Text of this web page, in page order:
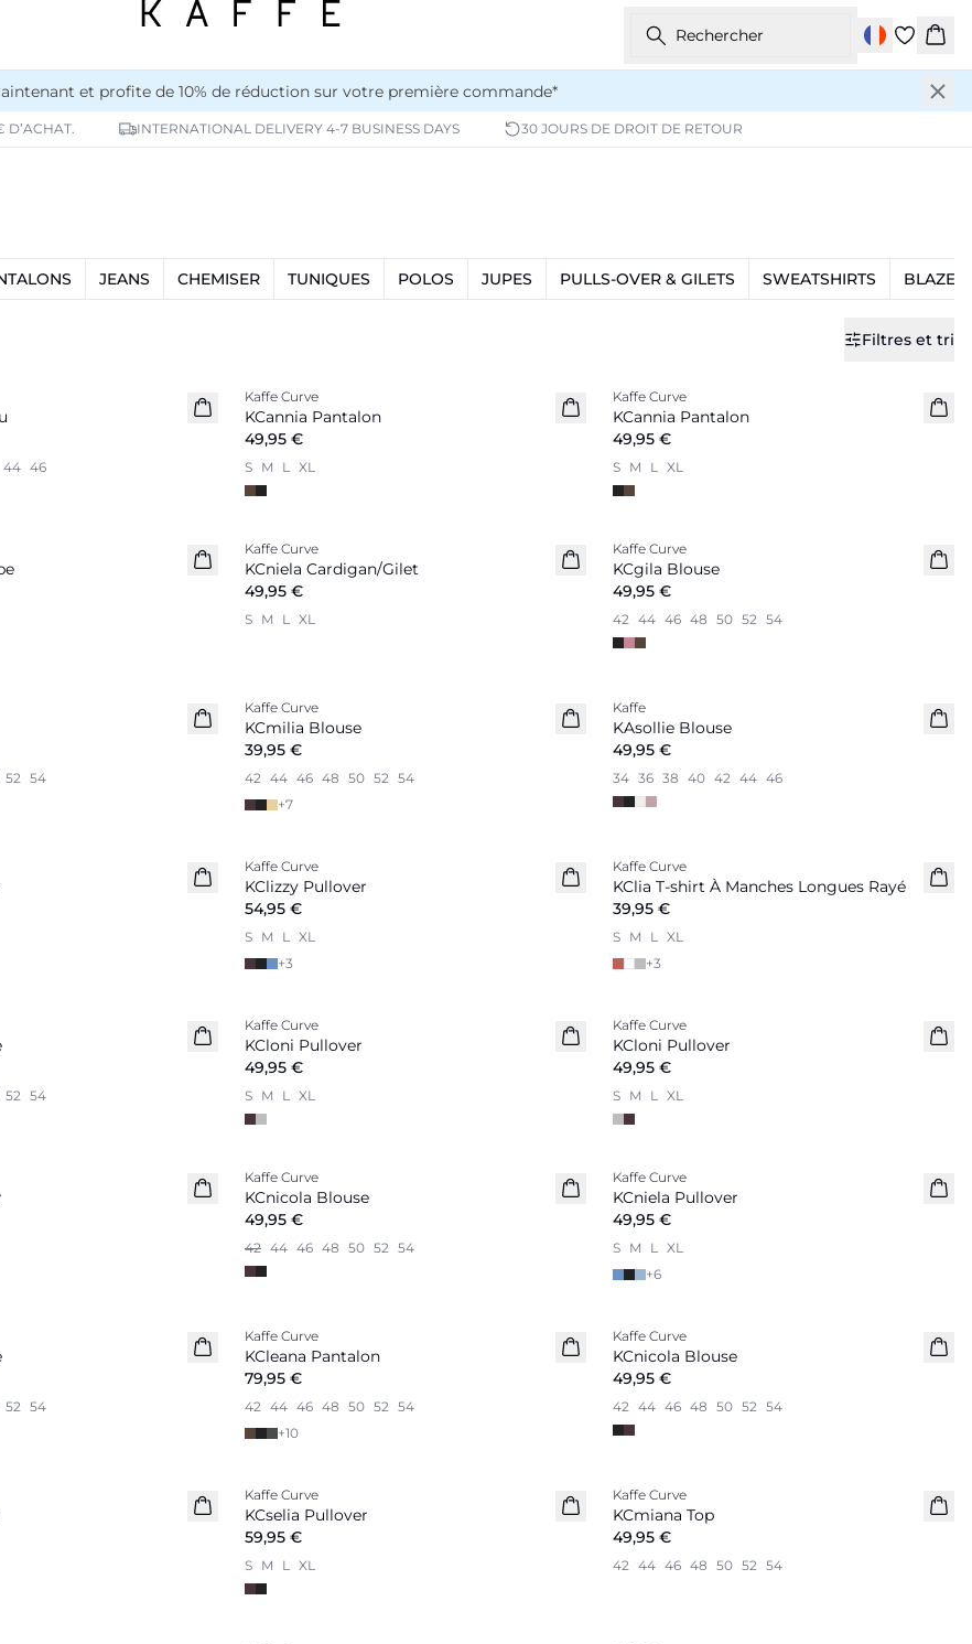
Rechercher
et profite de 10% de réduction sur votre première commande*
D’ACHAT. INTERNATIONAL DELIVERY 4-7 BUSINESS DAYS 30 JOURS DE DROIT DE RETOUR
JEANS CHEMISER TUNIQUES POLOS JUPES PULLS-OVER & GILETS SWEATSHIRTS
Filtres et tri
44 46
Nouveautés
Kaffe Curve
KCannia Pantalon
49,95 €
S M L XL
Nouveautés
Kaffe Curve
KCannia Pantalon
49,95 €
S M L XL
Nouveautés
Kaffe Curve
KCniela Cardigan/Gilet
49,95 €
S M L XL
Nouveautés
Kaffe Curve
KCgila Blouse
49,95 €
42 44 46 48 50 52 54
52 54
Nouveautés
Kaffe Curve
KCmilia Blouse
39,95 €
42 44 46 48 50 52 54
+7
Nouveautés
Kaffe
KAsollie Blouse
49,95 €
34 36 38 40 42 44 46
Nouveautés
Kaffe Curve
KClizzy Pullover
54,95 €
S M L XL
+3
Nouveautés
Kaffe Curve
KClia T-shirt À Manches Longues Rayé
39,95 €
S M L XL
+3
52 54
Nouveautés
Kaffe Curve
KCloni Pullover
49,95 €
S M L XL
Nouveautés
Kaffe Curve
KCloni Pullover
49,95 €
S M L XL
Nouveautés
Kaffe Curve
KCnicola Blouse
49,95 €
42 44 46 48 50 52 54
Nouveautés
Kaffe Curve
KCniela Pullover
49,95 €
S M L XL
+6
52 54
Nouveautés
Kaffe Curve
KCleana Pantalon
79,95 €
42 44 46 48 50 52 54
+10
Nouveautés
Kaffe Curve
KCnicola Blouse
49,95 €
42 44 46 48 50 52 54
Nouveautés
Kaffe Curve
KCselia Pullover
59,95 €
S M L XL
Nouveautés
Kaffe Curve
KCmiana Top
49,95 €
42 44 46 48 50 52 54